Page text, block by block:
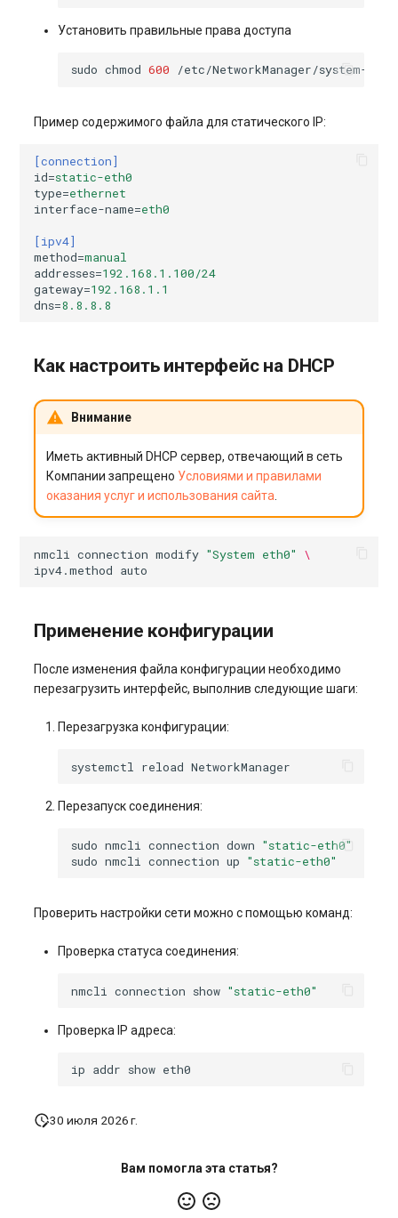
Установить правильные права доступа
sudo chmod 600
Пример содержимого файла для статического IP:
[connection]
id=static-eth0
type=ethernet
interface-name=eth0
[ipv4]
method=manual
addresses=192.168.1.100/24
gateway=192.168.1.1
dns=8.8.8.8
Как настроить интерфейс на DHCP
Внимание
Иметь активный DHCP сервер, отвечающий в сеть
Компании запрещено Условиями и правилами
оказания услуг и использования сайта
nmcli connection modify "System eth0"
\
ipv4.method
Применение конфигурации
После изменения файла конфигурации необходимо
перезагрузить интерфейс, выполнив следующие шаги:
Перезагрузка конфигурации:
systemctl reload
Перезапуск соединения:
sudo nmcli connection down "static-eth0"
sudo nmcli connection up "static-eth0"
Проверить настройки сети можно с помощью команд:
Проверка статуса соединения:
nmcli connection show "static-eth0"
Проверка IP адреса:
ip addr show
30 июля 2026 г.
Вам помогла эта статья?